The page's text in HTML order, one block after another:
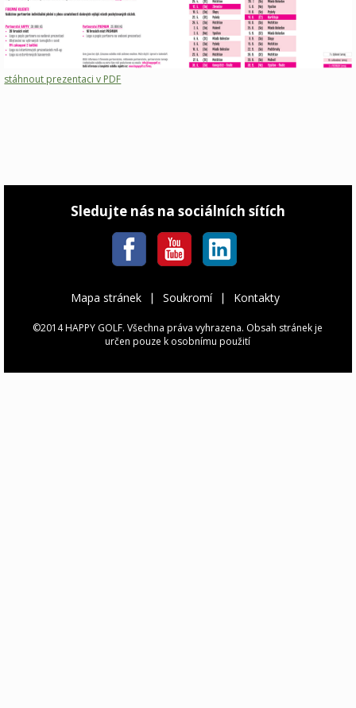
stáhnout prezentaci v PDF
Sledujte nás na sociálních sítích
Mapa stránek Soukromí Kontakty
©2014 HAPPY GOLF. Všechna práva vyhrazena. Obsah stránek je
určen pouze k osobnímu použití